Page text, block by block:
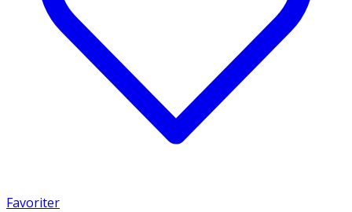
Favoriter